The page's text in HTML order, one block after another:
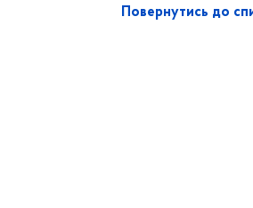
Повернутись до